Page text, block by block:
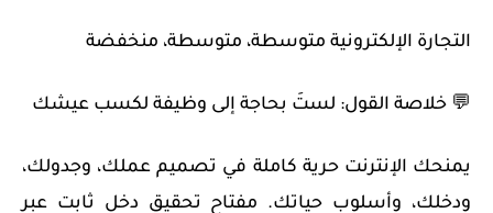
التجارة الإلكترونية متوسطة، متوسطة، منخفضة
💬 خلاصة القول: لستَ بحاجة إلى وظيفة لكسب عيشك
يمنحك الإنترنت حرية كاملة في تصميم عملك، وجدولك،
ودخلك، وأسلوب حياتك. مفتاح تحقيق دخل ثابت عبر